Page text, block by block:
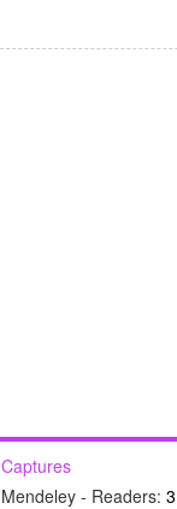
Captures
Mendeley - Readers: 3